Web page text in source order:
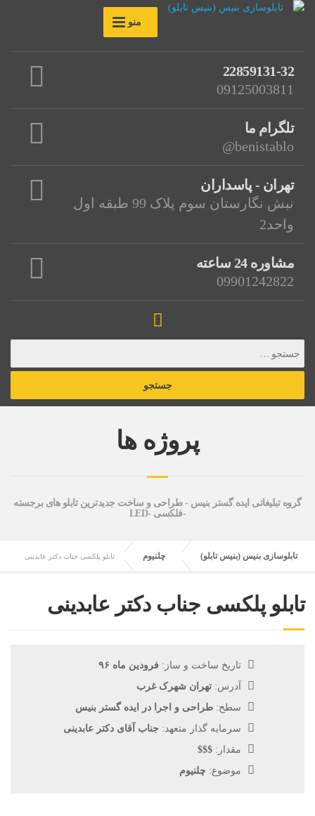
منو
22859131-32
09125003811
تلگرام ما
benistablo@
تهران - پاسداران
نبش نگارستان سوم پلاک 99 طبقه اول
واحد2
مشاوره 24 ساعته
09901242822
پروژه ها
گروه تبلیغاتی ایده گستر بنیس - طراحی و ساخت جدیدترین تابلو های برجسته
-فلکسی -LED
تابلوسازی بنیس (بنیس تابلو) چلنیوم تابلو پلکسی جناب دکتر عابدینی
تابلو پلکسی جناب دکتر عابدینی
تاریخ ساخت و ساز: فرودین ماه ۹۶
آدرس: تهران شهرک غرب
سطح: طراحی و اجرا در ایده گستر بنیس
سرمایه گذار متعهد: جناب آقای دکتر عابدینی
مقدار: $$$
موضوع: چلنیوم